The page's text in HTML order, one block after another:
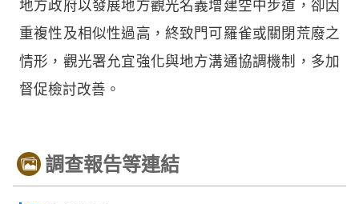
地方政府以發展地方觀光名義增建空中步道，卻因
重複性及相似性過高，終致門可羅雀或關閉荒廢之
情形，觀光署允宜強化與地方溝通協調機制，多加
督促檢討改善。
調查報告等連結